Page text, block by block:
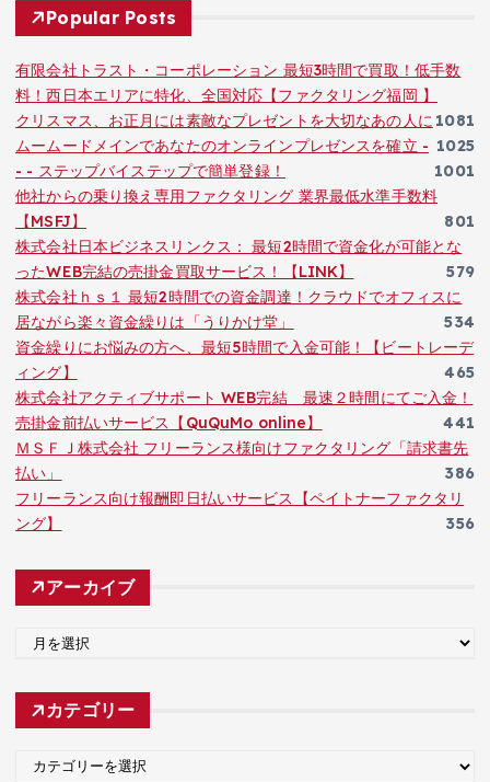
Popular Posts
有限会社トラスト・コーポレーション 最短3時間で買取！低手数
料！西日本エリアに特化、全国対応【ファクタリング福岡 】
1081
クリスマス、お正月には素敵なプレゼントを大切なあの人に
1025
ムームードメインであなたのオンラインプレゼンスを確立 -
- - ステップバイステップで簡単登録！
1001
他社からの乗り換え専用ファクタリング 業界最低水準手数料
【MSFJ】
801
株式会社日本ビジネスリンクス： 最短2時間で資金化が可能とな
ったWEB完結の売掛金買取サービス！【LINK】
579
株式会社ｈｓ１ 最短2時間での資金調達！クラウドでオフィスに
居ながら楽々資金繰りは「うりかけ堂」
534
資金繰りにお悩みの方へ、最短5時間で入金可能！【ビートレーデ
ィング】
465
株式会社アクティブサポート WEB完結 最速２時間にてご入金！
売掛金前払いサービス【QuQuMo online】
441
ＭＳＦＪ株式会社 フリーランス様向けファクタリング「請求書先
払い」
386
フリーランス向け報酬即日払いサービス【ペイトナーファクタリ
ング】
356
アーカイブ
カ
カテゴリー